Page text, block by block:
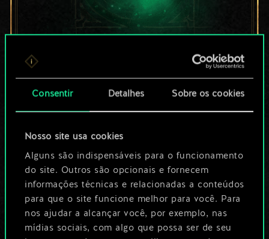
Consentir Detalhes Sobre os cookies
Nosso site usa cookies
Alguns são indispensáveis para o funcionamento
do site. Outros são opcionais e fornecem
informações técnicas e relacionadas a conteúdos
para que o site funcione melhor para você. Para
nos ajudar a alcançar você, por exemplo, nas
mídias sociais, com algo que possa ser de seu
Por enquanto, isto é
apenas um conjunto
de cartas
compartilhado.
No entanto, dá para
ser muito mais!